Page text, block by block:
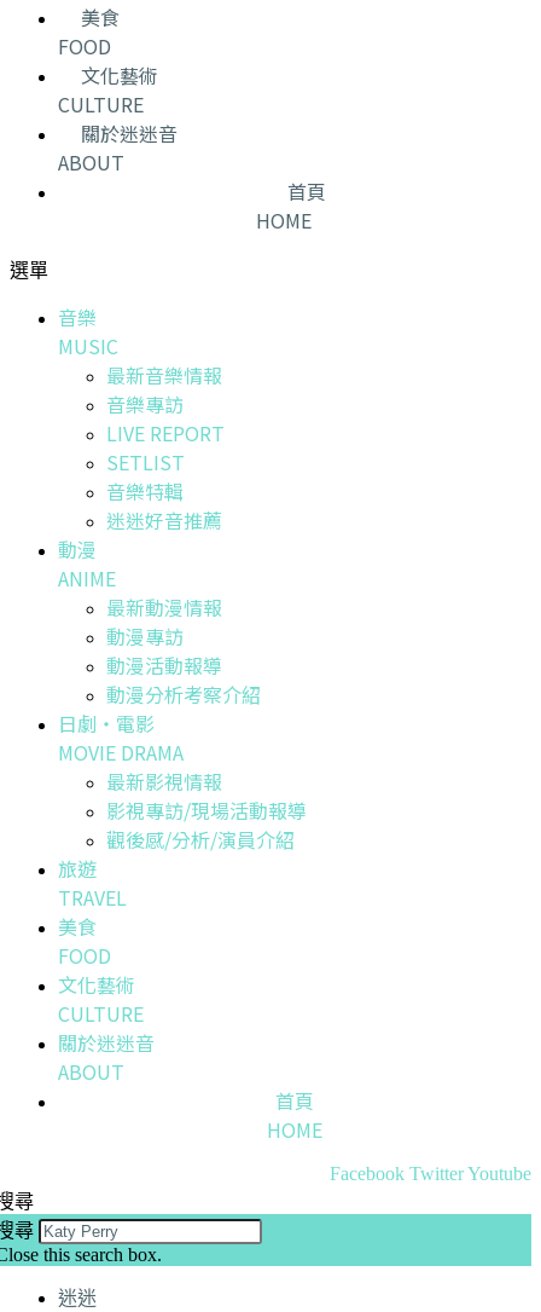
美食
FOOD
文化藝術
CULTURE
關於迷迷音
ABOUT
首頁
HOME
選單
音樂
MUSIC
最新音樂情報
音樂專訪
LIVE REPORT
SETLIST
音樂特輯
迷迷好音推薦
動漫
ANIME
最新動漫情報
動漫專訪
動漫活動報導
動漫分析考察介紹
日劇・電影
MOVIE DRAMA
最新影視情報
影視專訪/現場活動報導
觀後感/分析/演員介紹
旅遊
TRAVEL
美食
FOOD
文化藝術
CULTURE
關於迷迷音
ABOUT
首頁
HOME
Facebook TwitterYoutube
尋
尋
this search box.
迷迷